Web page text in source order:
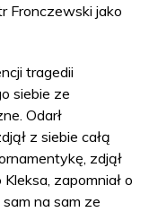
Fronczewski jako
tragedii
siebie ze
Odarł
z siebie całą
zdjął
zapomniał o
na sam ze